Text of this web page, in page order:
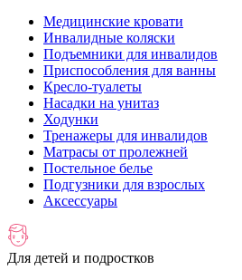
Медицинские кровати
Инвалидные коляски
Подъемники для инвалидов
Приспособления для ванны
Кресло-туалеты
Насадки на унитаз
Ходунки
Тренажеры для инвалидов
Матрасы от пролежней
Постельное белье
Подгузники для взрослых
Аксессуары
Для детей и подростков